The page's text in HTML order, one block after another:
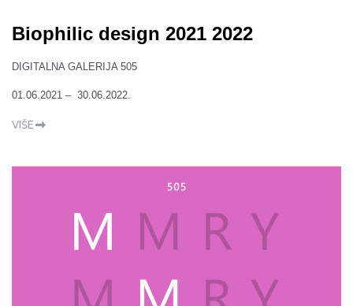
Biophilic design 2021 2022
DIGITALNA GALERIJA 505
01.06.2021 – 30.06.2022.
VIŠE